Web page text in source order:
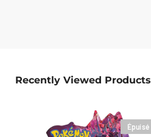
Recently Viewed Products
Épuisé